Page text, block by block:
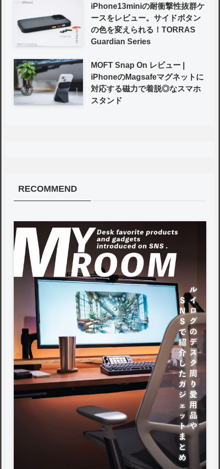
iPhone13miniの耐衝撃性抜群ケ
ースをレビュー。サイドボタン
の色を変えられる！TORRAS
Guardian Series
MOFT Snap On レビュー |
iPhoneのMagsafeマグネットに
対応する磁力で着脱◎なスマホ
スタンド
RECOMMEND